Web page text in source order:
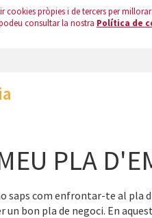
cookies pròpies i de tercers per
consultar la nostra Política de
PLA
saps com enfrontar-te al
bon pla de negoci. En